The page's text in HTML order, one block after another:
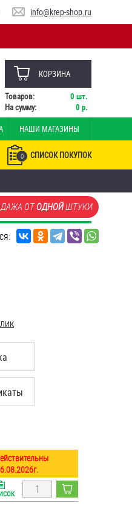
info@krep-shop.ru
КОРЗИНА
Товаров: 0 шт.
На сумму:
0 р.
НАШИ МАГАЗИНЫ
0 СПИСОК ПОКУПОК
ОТОДНОЙШТУКИ